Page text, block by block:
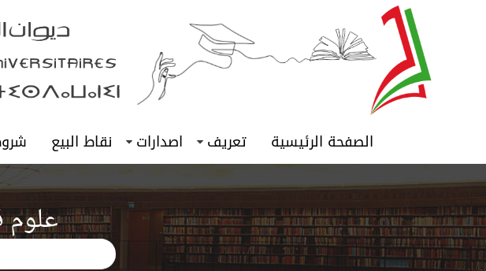
الصفحة الرئيسية تعريف اصدارات نقاط البيع
علوم